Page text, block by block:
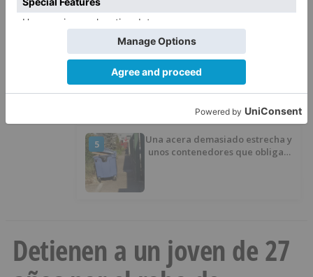
penúltima jornada de la Vuelta a
Burgos
Burgos registra uno de los
mayores aumentos de usuarios
de ‘Conciliamos Verano’, con
5
Una acera demasiado estrecha y
unos contenedores que obligan
Detienen a un joven de 27